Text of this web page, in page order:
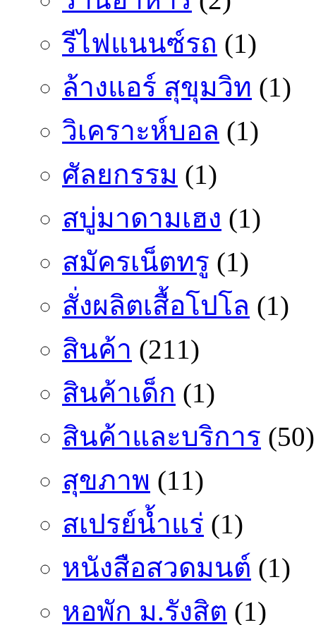
รีไฟแนนซ์รถ (1)
ล้างแอร์ สุขุมวิท (1)
วิเคราะห์บอล (1)
ศัลยกรรม (1)
สบู่มาดามเฮง (1)
สมัครเน็ตทรู (1)
สั่งผลิตเสื้อโปโล (1)
สินค้า (211)
สินค้าเด็ก (1)
สินค้าและบริการ (50)
สุขภาพ (11)
สเปรย์น้ำแร่ (1)
หนังสือสวดมนต์ (1)
หอพัก ม.รังสิต (1)